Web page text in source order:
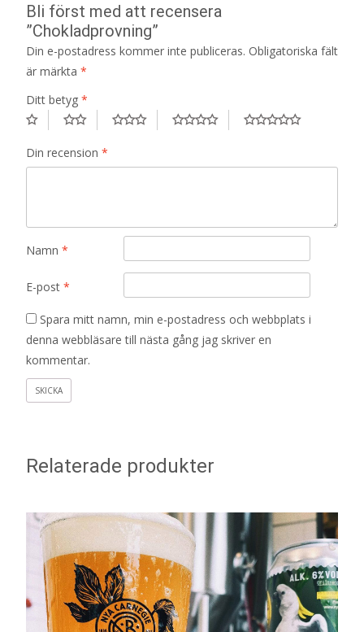
Bli först med att recensera
”Chokladprovning”
Din e-postadress kommer inte publiceras. Obligatoriska fält
är märkta *
Ditt betyg *
Din recension *
Namn *
E-post *
Spara mitt namn, min e-postadress och webbplats i
denna webbläsare till nästa gång jag skriver en
kommentar.
Relaterade produkter